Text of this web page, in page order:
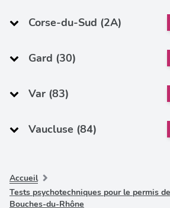
Corse-du-Sud (2A)
Gard (30)
Var (83)
Vaucluse (84)
Accueil
Tests psychotechniques pour le permis
Bouches-du-Rhône